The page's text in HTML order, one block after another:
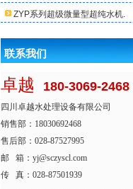
ZYP系列超级微量型超纯水机.
联系我们
卓越 180-3069-2468
四川卓越水处理设备有限公司
销售部：18030692468
售后部：028-87527995
邮 箱：yj@sczyscl.com
传 真：028-87501939